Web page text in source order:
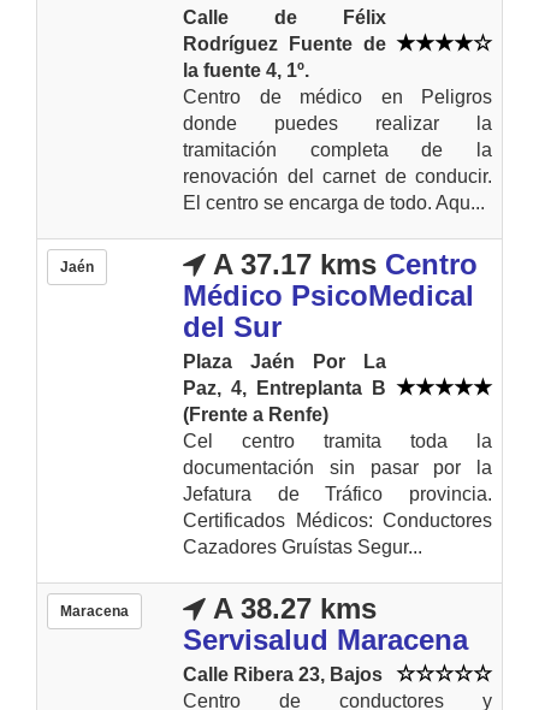
Calle de Félix
Rodríguez Fuente de
la fuente 4, 1º.
Centro de médico en Peligros
donde puedes realizar la
tramitación completa de la
renovación del carnet de conducir.
El centro se encarga de todo. Aqu...
Jaén A 37.17 kms Centro
Médico PsicoMedical
del Sur
Plaza Jaén Por La
Paz, 4, Entreplanta B
(Frente a Renfe)
Cel centro tramita toda la
documentación sin pasar por la
Jefatura de Tráfico provincia.
Certificados Médicos: Conductores
Cazadores Gruístas Segur...
Maracena
A 38.27 kms
Servisalud Maracena
Calle Ribera 23, Bajos
Centro de conductores y